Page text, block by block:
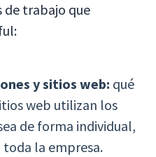
de trabajo que
y sitios web: qué
web utilizan los
de forma individual,
la empresa.